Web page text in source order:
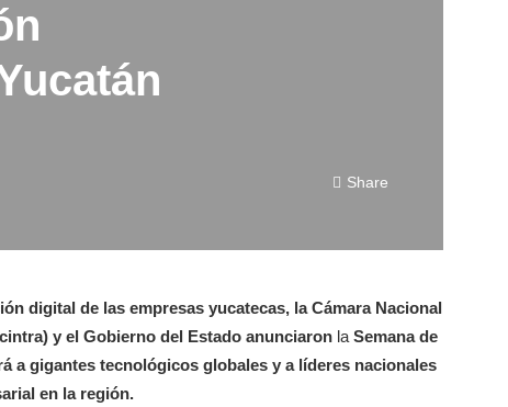
Share
digital de las empresas yucatecas, la Cámara Nacional
y el Gobierno del Estado anunciaron la Semana de
a gigantes tecnológicos globales y a líderes nacionales
en la región.